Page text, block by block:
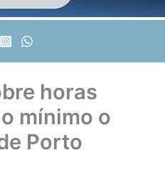
horas
mínimo o
Porto